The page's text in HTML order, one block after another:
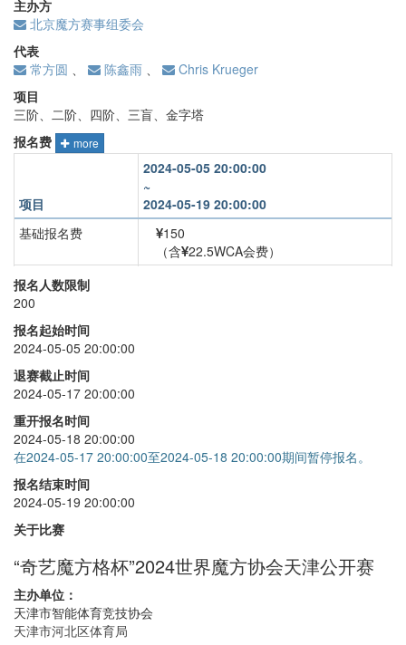
主办方
北京魔方赛事组委会
代表
常方圆
陈鑫雨
Chris Krueger
项目
三阶、二阶、四阶、三盲、金字塔
报名费
more
项目
2024-05-05 20:00:00
~
2024-05-19 20:00:00
基础报名费
150
（含 22.5WCA会费）
三阶
四阶
三盲
金字塔
报名人数限制
200
报名起始时间
2024-05-05 20:00:00
退赛截止时间
2024-05-17 20:00:00
重开报名时间
2024-05-18 20:00:00
在2024-05-17 20:00:00至2024-05-18 20:00:00期间暂停报名。
报名结束时间
2024-05-19 20:00:00
关于比赛
“奇艺魔方格杯”2024世界魔方协会天津公开赛
主办单位：
天津市智能体育竞技协会
天津市河北区体育局